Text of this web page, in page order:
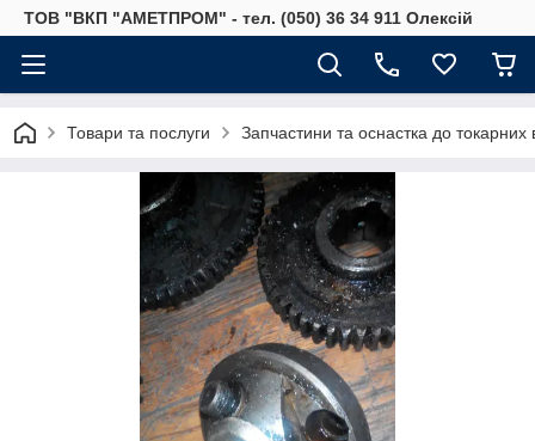
ТОВ "ВКП "АМЕТПРОМ" - тел. (050) 36 34 911 Олексій
Товари та послуги Запчастини та оснастка до токарних